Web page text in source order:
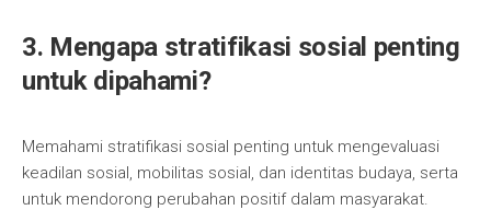
3. Mengapa stratifikasi sosial penting
untuk dipahami?
Memahami stratifikasi sosial penting untuk mengevaluasi
keadilan sosial, mobilitas sosial, dan identitas budaya, serta
untuk mendorong perubahan positif dalam masyarakat.